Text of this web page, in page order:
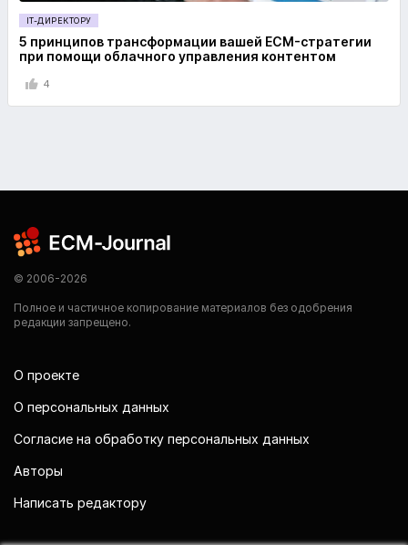
IT-ДИРЕКТОРУ
5 принципов трансформации вашей ECM-стратегии
при помощи облачного управления контентом
4
© 2006-2026
Полное и частичное копирование материалов без одобрения
редакции запрещено.
О проекте
О персональных данных
Согласие на обработку персональных данных
Авторы
Написать редактору